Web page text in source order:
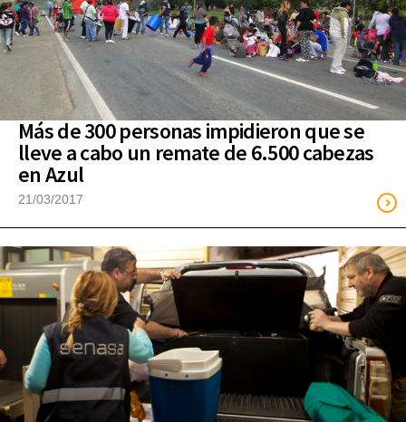
Más de 300 personas impidieron que se
lleve a cabo un remate de 6.500 cabezas
en Azul
21/03/2017